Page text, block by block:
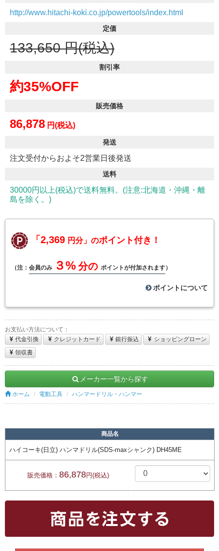
http://www.hitachi-koki.co.jp/powertools/index.html
定価
133,650 円(税込)
割引率
約35%OFF
販売価格
86,878 円(税込)
発送
注文受付からおよそ2営業日後発送
送料
30000円以上(税込)で送料無料。(注意:北海道・沖縄・離
島を除く。)
「2,369 円分」のポイント付き！
（注： 会員のみ ３% 分の ポイントが付加されます）
ポイントについて
お支払い方法について：
代金引換
クレジットカード 銀行振込
ショッピングローン
領収書
メーカー一覧から探す
ホーム 電動工具 ハンマードリル・ハンマー
商品名
ハイコーキ(日立) ハンマドリル(SDS-maxシャンク) DH45ME
販売価格： 86,878円(税込)